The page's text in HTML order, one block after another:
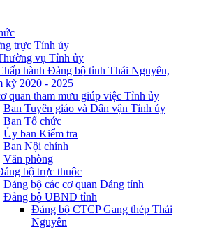
trực Tỉnh ủy
vụ Tỉnh ủy
hành Đảng bộ tỉnh Thái Nguyên,
kỳ 2020 - 2025
quan tham mưu giúp việc Tỉnh ủy
Ban Tuyên giáo và Dân vận Tỉnh ủy
Ban Tổ chức
Ủy ban Kiểm tra
Ban Nội chính
Văn phòng
bộ trực thuộc
Đảng bộ các cơ quan Đảng tỉnh
Đảng bộ UBND tỉnh
Đảng bộ CTCP Gang thép Thái
Nguyên